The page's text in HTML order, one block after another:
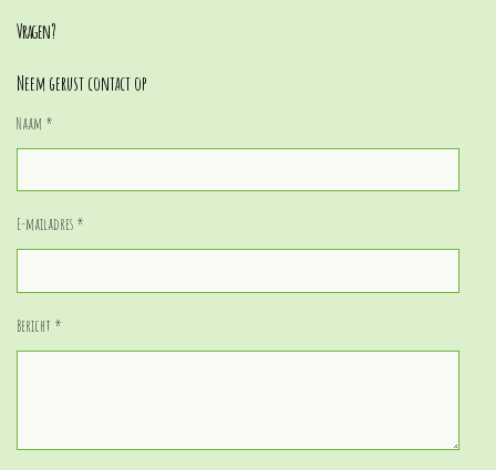
Vragen?
Neem gerust contact op
Naam *
E-mailadres *
Bericht *